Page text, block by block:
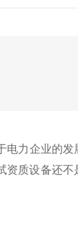
电力企业的
质设备还